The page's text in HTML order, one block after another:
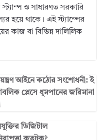
ও সাধারণত সরকারি
হয়ে থাকে। এই স্ট্যাম্পের
কাজ বা বিভিন্ন দালিলিক
আইনে কঠোর সংশোধনী: ই
প্লেসে ধূমপানের জরিমানা
ডিজিটাল